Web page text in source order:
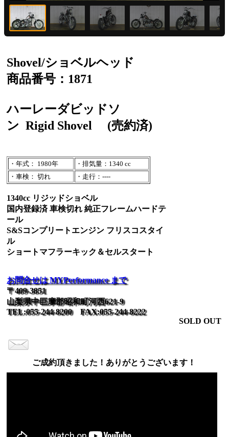
Shovel/ショベルヘッド
商品番号：1871
ハーレーダビッドソ
ン Rigid Shovel (売約済)
・年式： 1980年
・排気量：1340 cc
・車検： 切れ
・走行：----
1340cc リジッドショベル
国内登録済 車検切れ 純正フレームハードテ
ール
S&Sコンプリートエンジン フリスコスタイ
ル
ショートマフラーキック＆セルスタート
お問合せは MYPerformance まで
〒409-3851
山梨県中巨摩郡昭和町河西621-9
TEL:055-244-8200 FAX:055-244-8222
SOLD OUT
ご成約頂きました！ありがとうございます！